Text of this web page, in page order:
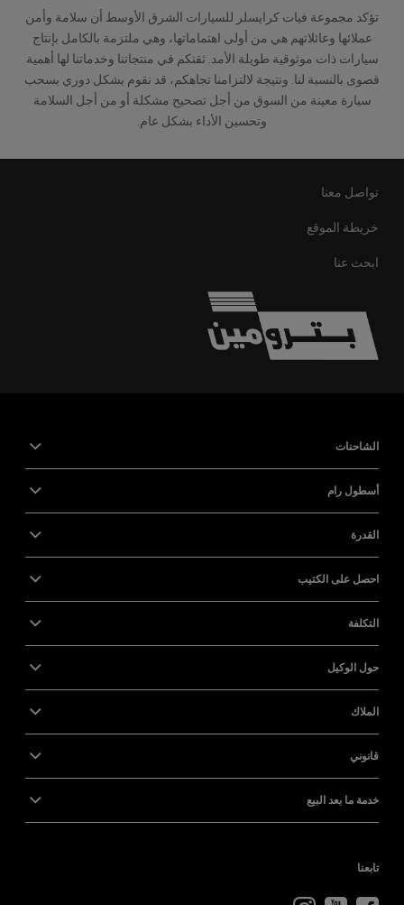
تؤكد مجموعة فيات كرايسلر للسيارات الشرق الأوسط أن سلامة وأمن
عملائها وعائلاتهم هي من أولى اهتماماتها، وهي ملتزمة بالكامل بإنتاج
سيارات ذات موثوقية طويلة الأمد. ثقتكم في منتجاتنا وخدماتنا لها أهمية
قصوى بالنسبة لنا. ونتيجة لالتزامنا تجاهكم، قد نقوم بشكل دوري بسحب
سيارة معينة من السوق من أجل تصحيح مشكلة أو من أجل السلامة
وتحسين الأداء بشكل عام.
تواصل معنا
خريطة الموقع
ابحث عنا
الشاحنات
أسطول رام
القدرة
احصل على الكتيب
التكلفة
حول الوكيل
الملاك
قانوني
خدمة ما بعد البيع
تابعنا